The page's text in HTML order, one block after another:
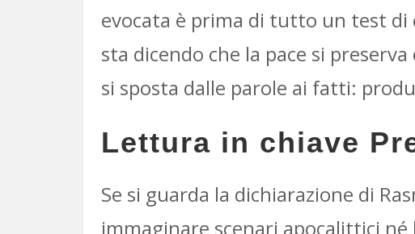
evocata è prima di tutto un test di
sta dicendo che la pace si
si sposta dalle parole ai fatti:
Lettura in chiave
Se si guarda la dichiarazione di
immaginare scenari apocalittici